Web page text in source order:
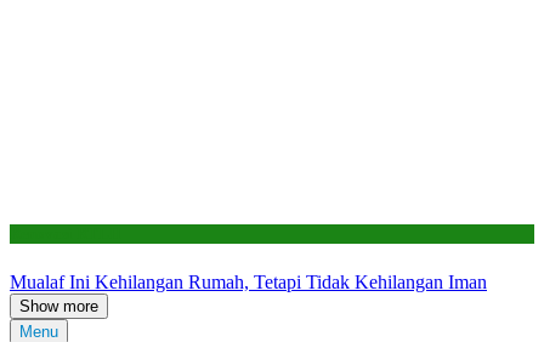
Mualaf Ini Kehilangan Rumah, Tetapi Tidak Kehilangan Iman
Show more
Menu